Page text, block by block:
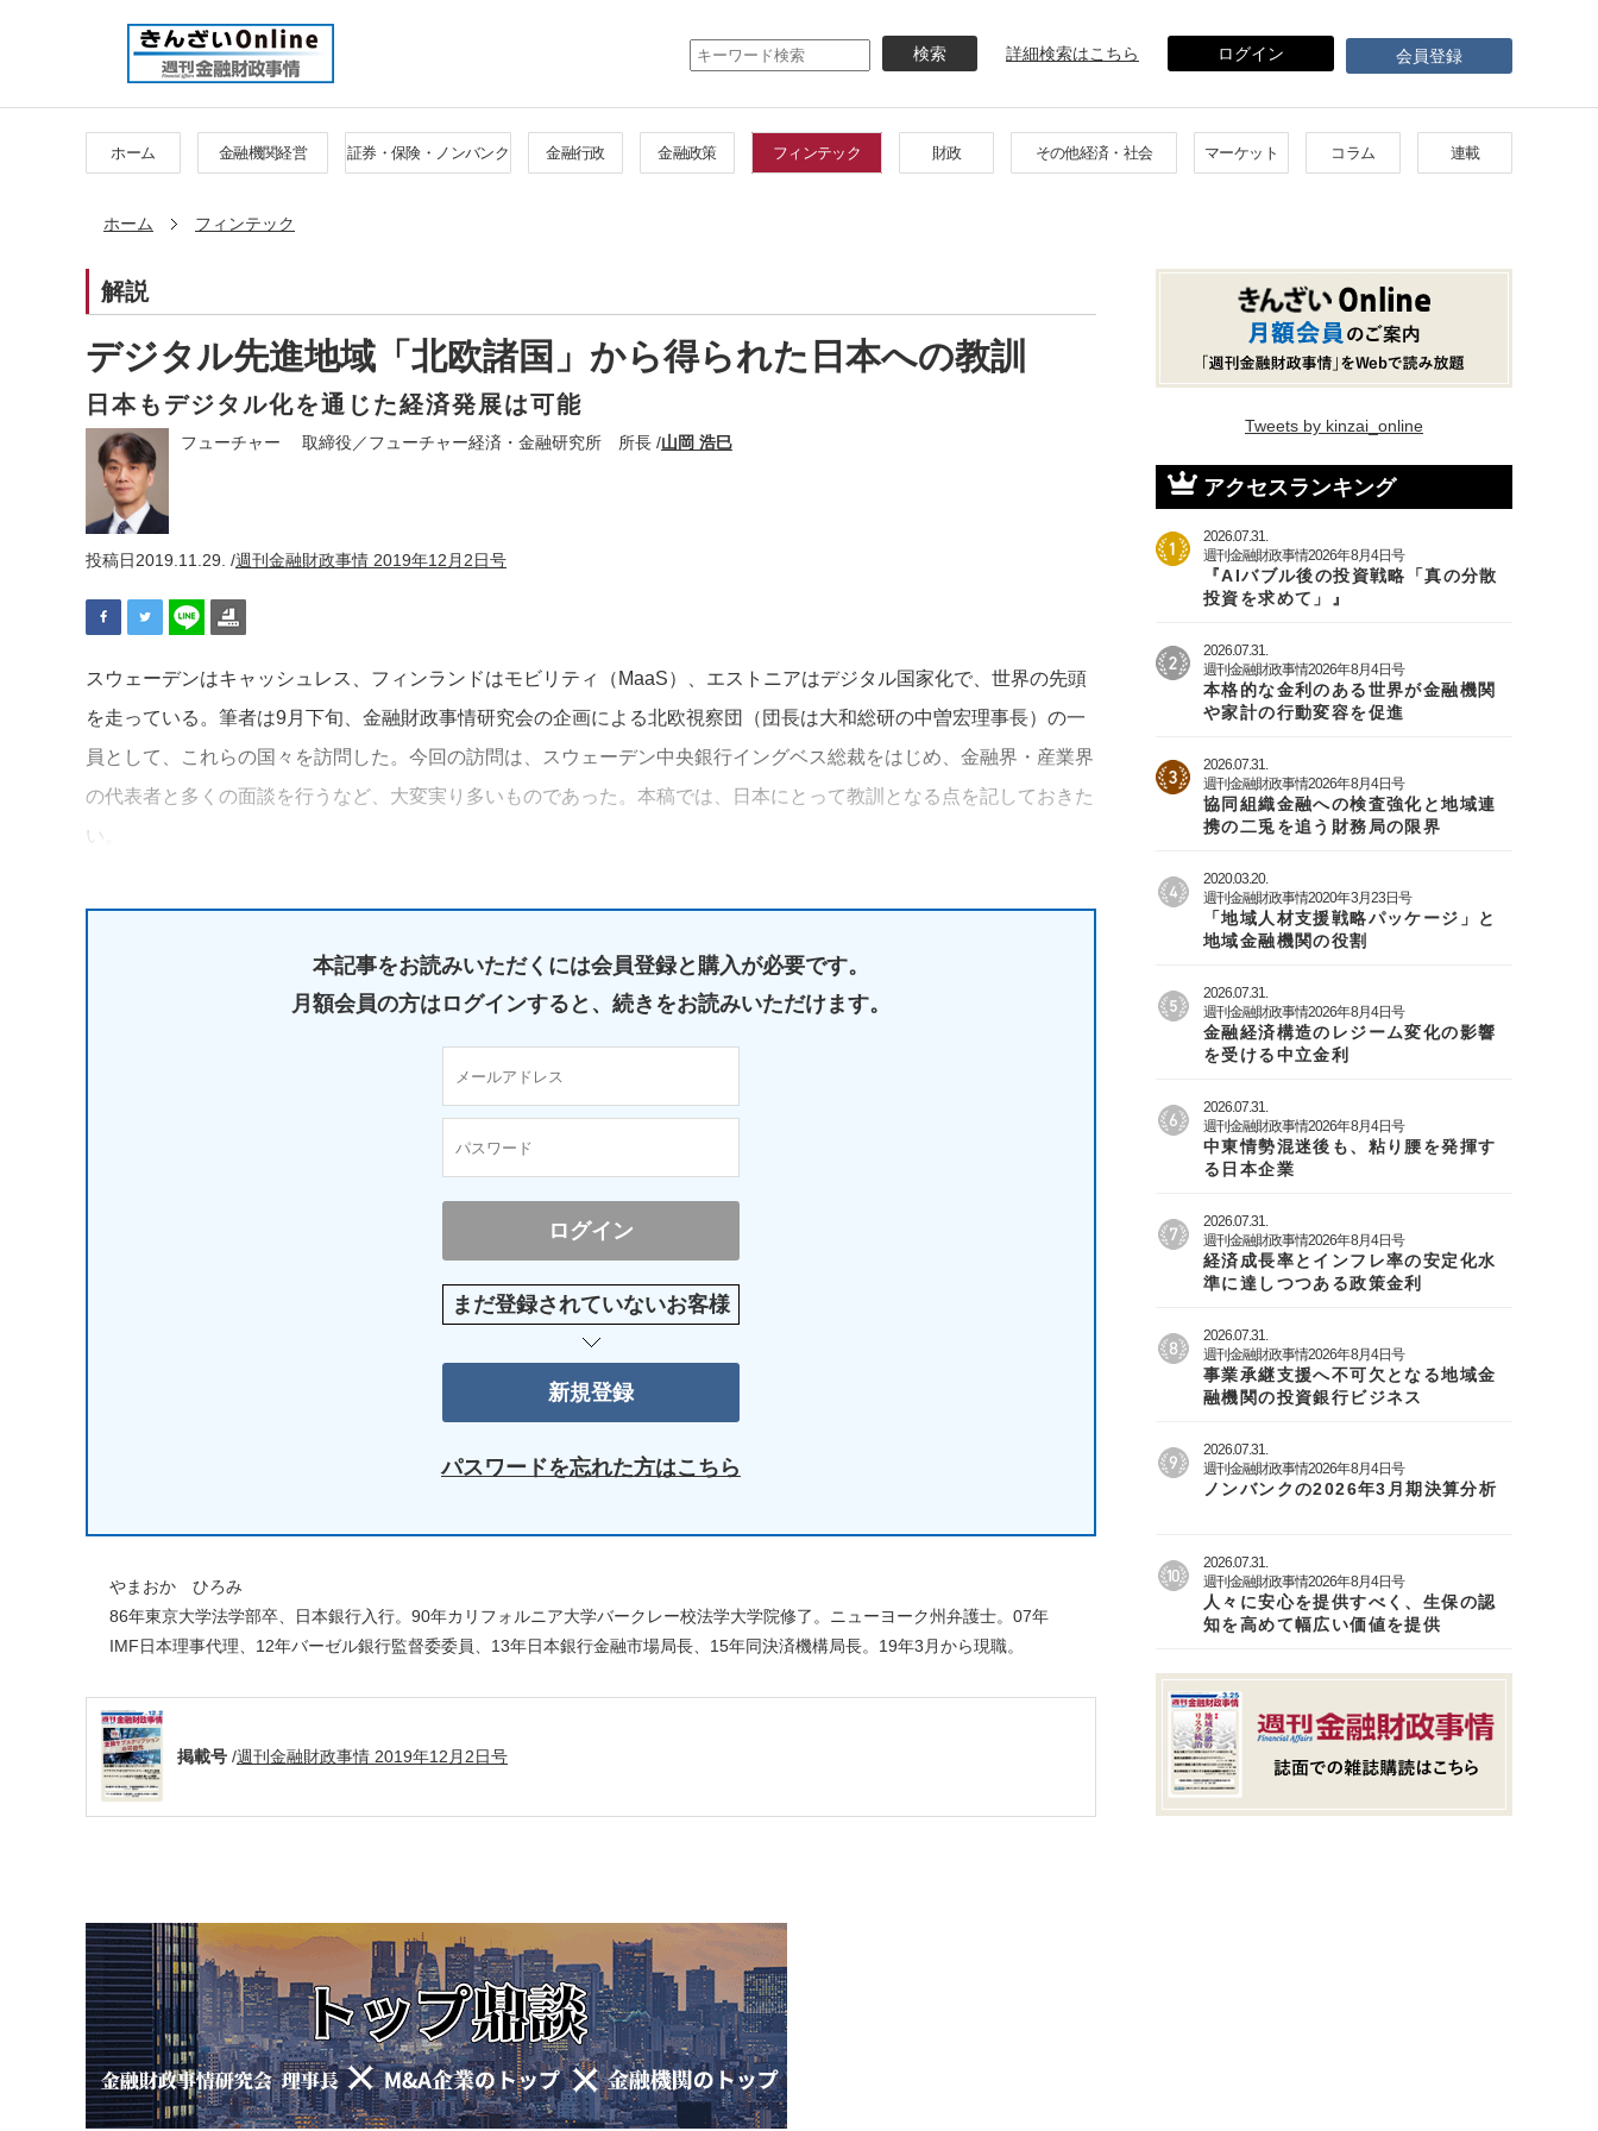
イ
ン
テ
ン
詳細検索はこちら ログイン 会員登録
ホーム 金融機関経営 証券・保険・ノンバンク 金融行政 金融政策 フィンテック 財政 その他経済・社会 マーケット コラム 連載
ホーム フィンテック
解説
デジタル先進地域「北欧諸国」から得られた日本への教訓
日本もデジタル化を通じた経済発展は可能
フューチャー 取締役／フューチャー経済・金融研究所 所長 /山岡 浩巳
投稿日2019.11.29. /週刊金融財政事情 2019年12月2日号
スウェーデンはキャッシュレス、フィンランドはモビリティ（MaaS）、エストニアはデジタル国家化で、世界の先頭
を走っている。筆者は9月下旬、金融財政事情研究会の企画による北欧視察団（団長は大和総研の中曽宏理事長）の一
員として、これらの国々を訪問した。今回の訪問は、スウェーデン中央銀行イングベス総裁をはじめ、金融界・産業界
の代表者と多くの面談を行うなど、大変実り多いものであった。本稿では、日本にとって教訓となる点を記しておきた
い。
本記事をお読みいただくには会員登録と購入が必要です。
月額会員の方はログインすると、 続きをお読みいただけます。
まだ登録されていないお客様
パスワードを忘れた方はこちら
やまおか ひろみ
86年東京大学法学部卒、日本銀行入行。90年カリフォルニア大学バークレー校法学大学院修了。ニューヨーク州弁護士。07年
IMF日本理事代理、12年バーゼル銀行監督委委員、13年日本銀行金融市場局長、15年同決済機構局長。19年3月から現職。
掲載号 /週刊金融財政事情 2019年12月2日号
Tweets by kinzai_online
アクセスランキング
2026.07.31.
週刊金融財政事情2026年8月4日号
『AIバブル後の投資戦略「真の分散
投資を求めて」』
2026.07.31.
週刊金融財政事情2026年8月4日号
本格的な金利のある世界が金融機関
や家計の行動変容を促進
2026.07.31.
週刊金融財政事情2026年8月4日号
協同組織金融への検査強化と地域連
携の二兎を追う財務局の限界
2020.03.20.
週刊金融財政事情2020年3月23日号
「地域人材支援戦略パッケージ」と
地域金融機関の役割
2026.07.31.
週刊金融財政事情2026年8月4日号
金融経済構造のレジーム変化の影響
を受ける中立金利
2026.07.31.
週刊金融財政事情2026年8月4日号
中東情勢混迷後も、粘り腰を発揮す
る日本企業
2026.07.31.
週刊金融財政事情2026年8月4日号
経済成長率とインフレ率の安定化水
準に達しつつある政策金利
2026.07.31.
週刊金融財政事情2026年8月4日号
事業承継支援へ不可欠となる地域金
融機関の投資銀行ビジネス
2026.07.31.
週刊金融財政事情2026年8月4日号
ノンバンクの2026年3月期決算分析
2026.07.31.
週刊金融財政事情2026年8月4日号
人々に安心を提供すべく、生保の認
知を高めて幅広い価値を提供